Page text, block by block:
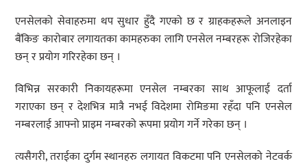
एनसेलको सेवाहरुमा थप सुधार हुँदै गएको छ र ग्राहकहरूले अनलाइन
बैंकिङ कारोबार लगायतका कामहरुका लागि एनसेल नम्बरहरू रोजिरहेका
छन् र प्रयोग गरिरहेका छन् ।
विभिन्न सरकारी निकायहरूमा एनसेल नम्बरका साथ आफूलाई दर्ता
गराएका छन् र देशभित्र मात्रै नभई विदेशमा रोमिङमा रहँदा पनि एनसेल
नम्बरलाई आफ्नो प्राइम नम्बरको रूपमा प्रयोग गर्ने गरेका छन् ।
त्यसैगरी, तराईका दुर्गम स्थानहरु लगायत विकटमा पनि एनसेलको नेटवर्क